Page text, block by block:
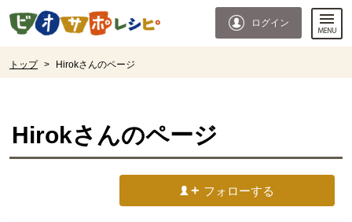
ページの先頭です。
ログイン
トップ > Hirokさんのページ
Hirokさんのページ
フォローする